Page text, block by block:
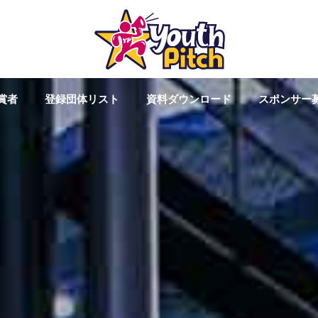
者 登録団体リスト 資料ダウンロード スポンサー